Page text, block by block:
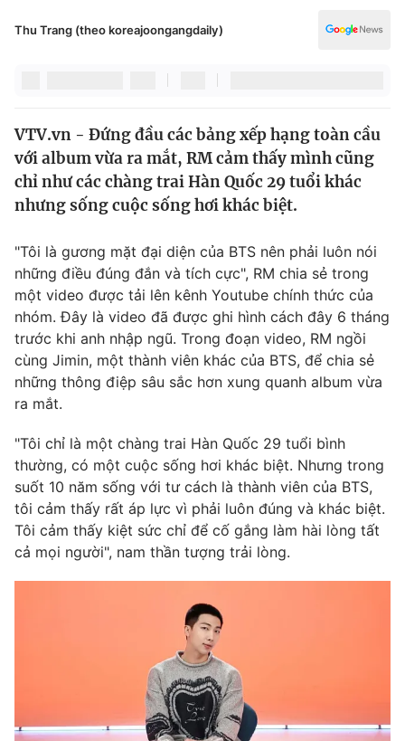
Pháp luật
Thế giới
Tin tức
Thế giới đó đây
Câu chuyện quốc tế
Kinh tế
Thị trường
Góc doanh nghiệp
Dữ liệu và đời sống
Truyền hình
Phim VTV
Hậu trường
Nhân vật
Khán giả
Giải sao mai
Giải trí
Điện ảnh
Sao
Đời sống
Du lịch
Làm đẹp
Chất lượng cuộc sống
Giáo dục
Tuyển sinh
Học trực tuyến
Công nghệ
Hitech Công nghệ tương lai
Sản phẩm
Giao lưu trực tuyến
Podcast
Công nghệ
Thu Trang (theo koreajoongangdaily)
VTV.vn - Đứng đầu các bảng xếp hạng toàn cầu
với album vừa ra mắt, RM cảm thấy mình cũng
chỉ như các chàng trai Hàn Quốc 29 tuổi khác
nhưng sống cuộc sống hơi khác biệt.
"Tôi là gương mặt đại diện của BTS nên phải luôn nói
những điều đúng đắn và tích cực", RM chia sẻ trong
một video được tải lên kênh Youtube chính thức của
nhóm. Đây là video đã được ghi hình cách đây 6 tháng
trước khi anh nhập ngũ. Trong đoạn video, RM ngồi
cùng Jimin, một thành viên khác của BTS, để chia sẻ
những thông điệp sâu sắc hơn xung quanh album vừa
ra mắt.
"Tôi chỉ là một chàng trai Hàn Quốc 29 tuổi bình
thường, có một cuộc sống hơi khác biệt. Nhưng trong
suốt 10 năm sống với tư cách là thành viên của BTS,
tôi cảm thấy rất áp lực vì phải luôn đúng và khác biệt.
Tôi cảm thấy kiệt sức chỉ để cố gắng làm hài lòng tất
cả mọi người", nam thần tượng trải lòng.